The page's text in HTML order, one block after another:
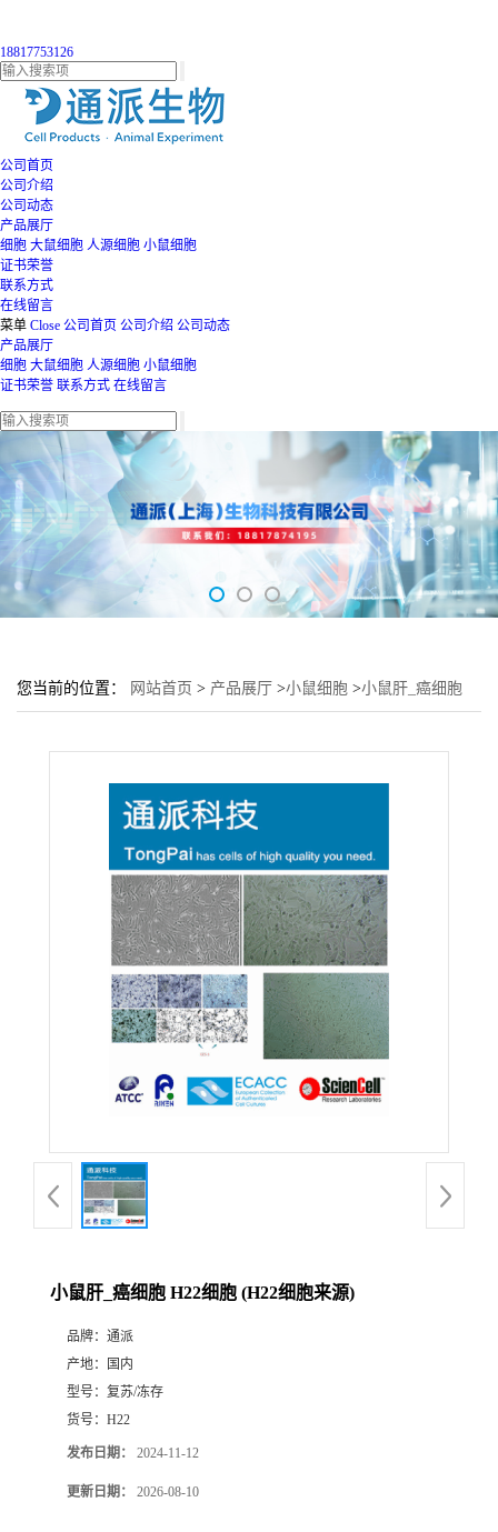
18817753126
公司首页
公司介绍
公司动态
产品展厅
细胞 大鼠细胞 人源细胞 小鼠细胞
证书荣誉
联系方式
在线留言
菜单 Close 公司首页 公司介绍 公司动态
产品展厅
细胞 大鼠细胞 人源细胞 小鼠细胞
证书荣誉 联系方式 在线留言
您当前的位置： 网站首页 > 产品展厅 >小鼠细胞 >小鼠肝_癌细胞
小鼠肝_癌细胞 H22细胞 (H22细胞来源)
品牌： 通派
产地：
国内
型号： 复苏/冻存
货号： H22
发布日期： 2024-11-12
更新日期： 2026-08-10